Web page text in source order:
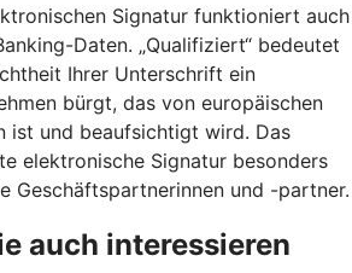
Signatur funktioniert auch
Daten. „Qualifiziert“ bedeutet
Ihrer Unterschrift ein
bürgt, das von europäischen
ist und beaufsichtigt wird. Das
elektronische Signatur besonders
Geschäftspartnerinnen und -partner.
auch interessieren